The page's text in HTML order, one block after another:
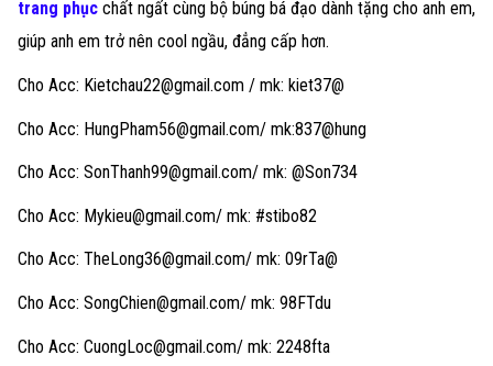
trang phục chất ngất cùng bộ búng bá đạo dành tặng cho anh em,
giúp anh em trở nên cool ngầu, đẳng cấp hơn.
Cho Acc: Kietchau22@gmail.com / mk: kiet37@
Cho Acc: HungPham56@gmail.com/ mk:837@hung
Cho Acc: SonThanh99@gmail.com/ mk: @Son734
Cho Acc: Mykieu@gmail.com/ mk: #stibo82
Cho Acc: TheLong36@gmail.com/ mk: 09rTa@
Cho Acc: SongChien@gmail.com/ mk: 98FTdu
Cho Acc: CuongLoc@gmail.com/ mk: 2248fta